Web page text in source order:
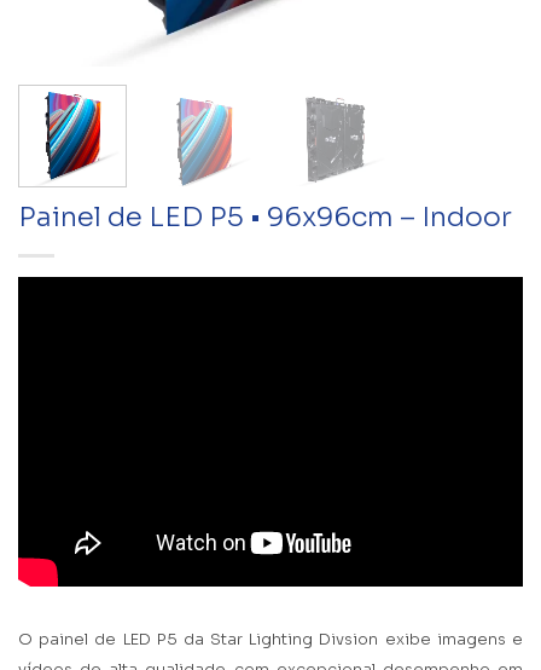
Painel de LED P5 • 96x96cm – Indoor
O painel de LED P5 da Star Lighting Divsion exibe imagens e